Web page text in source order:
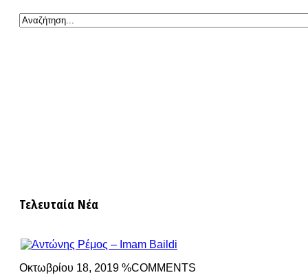
Τελευταία Νέα
Οκτωβρίου 18, 2019 %COMMENTS